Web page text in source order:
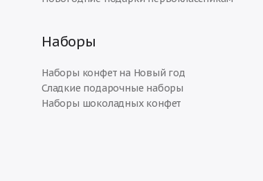
Наборы
Наборы конфет на Новый год
Сладкие подарочные наборы
Наборы шоколадных конфет